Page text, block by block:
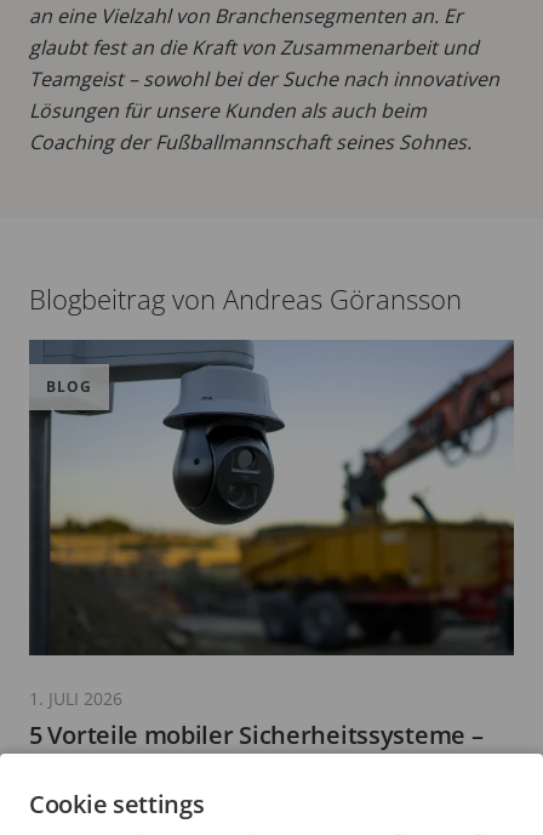
an eine Vielzahl von Branchensegmenten an. Er
glaubt fest an die Kraft von Zusammenarbeit und
Teamgeist – sowohl bei der Suche nach innovativen
Lösungen für unsere Kunden als auch beim
Coaching der Fußballmannschaft seines Sohnes.
Blogbeitrag von Andreas Göransson
5 Vorteile mobiler Sicherheitssysteme –
9 Minuten zum Lesen
BLOG
1. JULI 2026
Cookie settings